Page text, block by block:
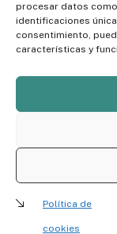
procesar datos
identificaciones
consentimiento,
características y
Política de
cookies
(+34) 656
©
Descargo